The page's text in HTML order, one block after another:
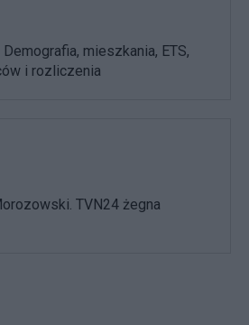
mieszkania, ETS,
i rozliczenia
TVN24 żegna